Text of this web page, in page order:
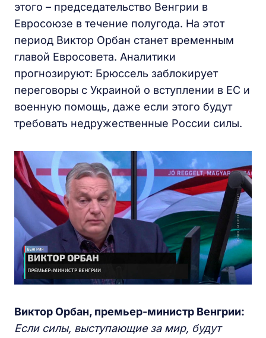
этого – председательство Венгрии в
Евросоюзе в течение полугода. На этот
период Виктор Орбан станет временным
главой Евросовета. Аналитики
прогнозируют: Брюссель заблокирует
переговоры с Украиной о вступлении в ЕС и
военную помощь, даже если этого будут
требовать недружественные России силы.
ВикторОрбан, премьер-министр Венгрии:
Если силы, выступающие за мир, будут